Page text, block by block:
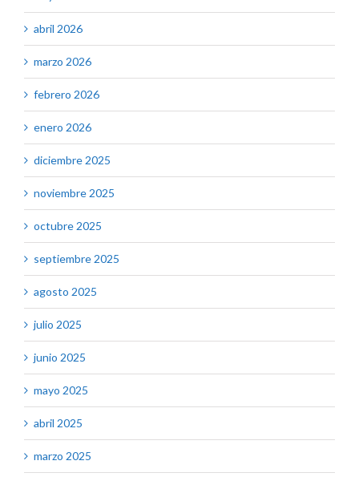
abril 2026
marzo 2026
febrero 2026
enero 2026
diciembre 2025
noviembre 2025
octubre 2025
septiembre 2025
agosto 2025
julio 2025
junio 2025
mayo 2025
abril 2025
marzo 2025